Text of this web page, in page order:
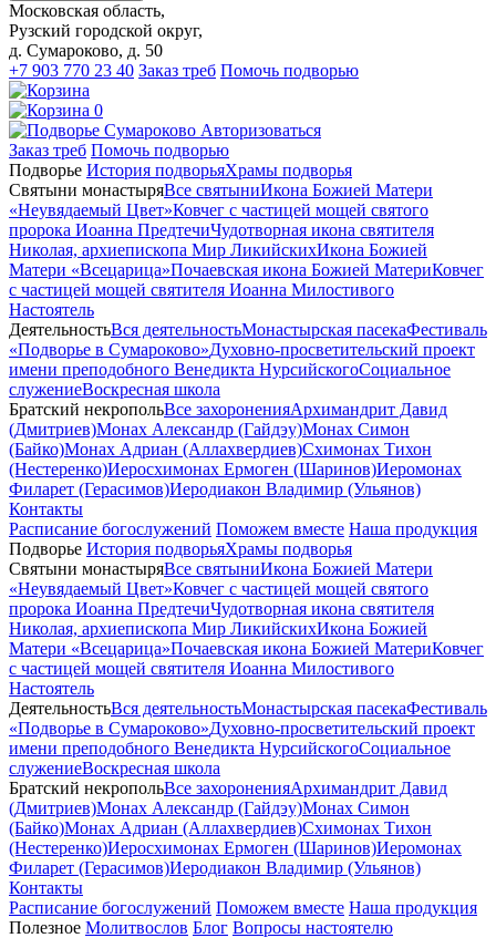
Московская область,
Рузский городской округ,
д. Сумароково, д. 50
+7 903 770 23 40 Заказ треб Помочь подворью
0
Авторизоваться
Заказ треб Помочь подворью
Подворье История подворьяХрамы подворья
Святыни монастыряВсе святыниИкона Божией Матери
«Неувядаемый Цвет»Ковчег с частицей мощей святого
пророка Иоанна ПредтечиЧудотворная икона святителя
Николая, архиепископа Мир ЛикийскихИкона Божией
Матери «Всецарица»Почаевская икона Божией МатериКовчег
с частицей мощей святителя Иоанна Милостивого
Настоятель
ДеятельностьВся деятельностьМонастырская пасекаФестиваль
«Подворье в Сумароково»Духовно-просветительский проект
имени преподобного Венедикта НурсийскогоСоциальное
служениеВоскресная школа
Братский некропольВсе захороненияАрхимандрит Давид
(Дмитриев)Монах Александр (Гайдэу)Монах Симон
(Байко)Монах Адриан (Аллахвердиев)Схимонах Тихон
(Нестеренко)Иеросхимонах Ермоген (Шаринов)Иеромонах
Филарет (Герасимов)Иеродиакон Владимир (Ульянов)
Контакты
Расписание богослужений Поможем вместе Наша продукция
Подворье История подворьяХрамы подворья
Святыни монастыряВсе святыниИкона Божией Матери
«Неувядаемый Цвет»Ковчег с частицей мощей святого
пророка Иоанна ПредтечиЧудотворная икона святителя
Николая, архиепископа Мир ЛикийскихИкона Божией
Матери «Всецарица»Почаевская икона Божией МатериКовчег
с частицей мощей святителя Иоанна Милостивого
Настоятель
ДеятельностьВся деятельностьМонастырская пасекаФестиваль
«Подворье в Сумароково»Духовно-просветительский проект
имени преподобного Венедикта НурсийскогоСоциальное
служениеВоскресная школа
Братский некропольВсе захороненияАрхимандрит Давид
(Дмитриев)Монах Александр (Гайдэу)Монах Симон
(Байко)Монах Адриан (Аллахвердиев)Схимонах Тихон
(Нестеренко)Иеросхимонах Ермоген (Шаринов)Иеромонах
Филарет (Герасимов)Иеродиакон Владимир (Ульянов)
Контакты
Расписание богослужений Поможем вместе Наша продукция
Полезное Молитвослов Блог Вопросы настоятелю